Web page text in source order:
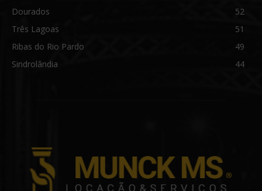
Dourados
52
Três Lagoas
51
Ribas do Rio Pardo
49
Sindrolândia
44